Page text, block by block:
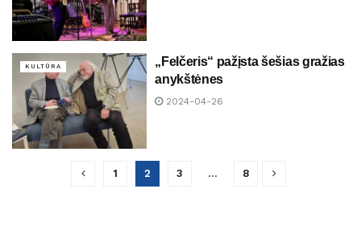
KULTŪRA
„Felčeris“ pažįsta šešias gražias
anykštėnes
2024-04-26
1 2 3 … 8